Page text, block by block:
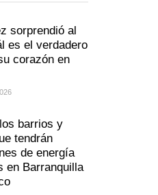
sorprendió al
es el verdadero
corazón en
barrios y
tendrán
de energía
en Barranquilla